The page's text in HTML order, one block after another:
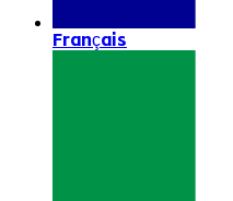
Français